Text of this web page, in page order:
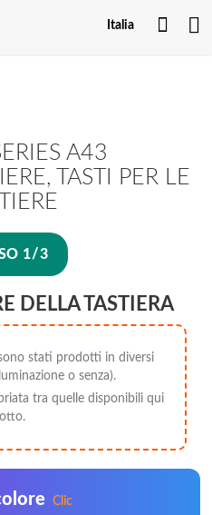
Italia
mio
A43
TASTI PER LE
1/3
DELLA TASTIERA
stati prodotti in diversi
o senza).
tra quelle disponibili qui
Clic